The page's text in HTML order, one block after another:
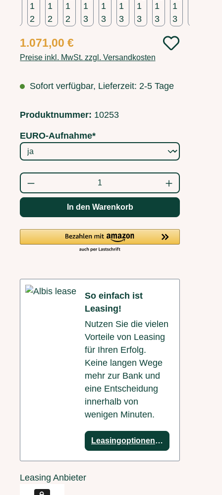
Regulärer Preis:
1.071,00 €
Preise inkl. MwSt. zzgl. Versandkosten
Sofort verfügbar, Lieferzeit: 2-5 Tage
Produktnummer: 10253
EURO-Aufnahme*
Produkt Anzahl: Gib den gewünschten
In den Warenkorb
So einfach ist
Leasing!
Nutzen Sie die vielen
Vorteile von Leasing
für Ihren Erfolg.
Keine langen Wege
mehr zur Bank und
eine Entscheidung
innerhalb von
wenigen Minuten.
Leasingoptionen anzeigen
Leasing Anbieter